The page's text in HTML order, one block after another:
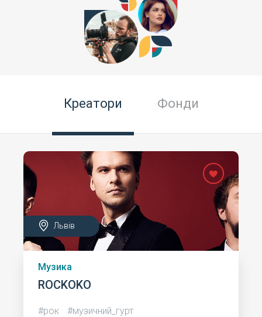
Креатори Фонди
Львів
Музика
ROCKOKO
#рок #музичний_гурт